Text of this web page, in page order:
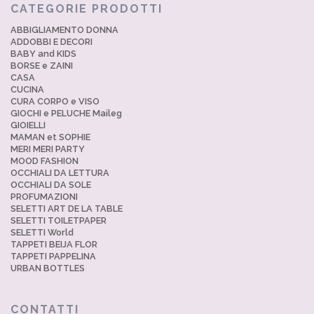
CATEGORIE PRODOTTI
ABBIGLIAMENTO DONNA
ADDOBBI E DECORI
BABY and KIDS
BORSE e ZAINI
CASA
CUCINA
CURA CORPO e VISO
GIOCHI e PELUCHE Maileg
GIOIELLI
MAMAN et SOPHIE
MERI MERI PARTY
MOOD FASHION
OCCHIALI DA LETTURA
OCCHIALI DA SOLE
PROFUMAZIONI
SELETTI ART DE LA TABLE
SELETTI TOILETPAPER
SELETTI World
TAPPETI BEIJA FLOR
TAPPETI PAPPELINA
URBAN BOTTLES
CONTATTI